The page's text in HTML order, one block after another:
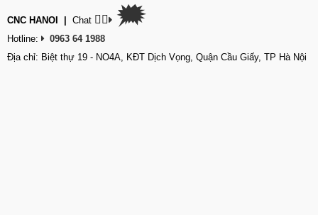
CNC HANOI Chat 👉🏽 🗯
Hotline:
0963 64 1988
Địa chỉ: Biệt thự 19 - NO4A, KĐT Dịch Vọng, Quận Cầu Giấy, TP Hà Nội